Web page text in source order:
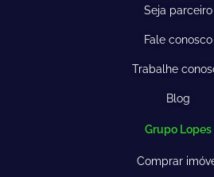
Seja parceiro
Fale conosco
Trabalhe
Blog
Grupo Lopes
Comprar